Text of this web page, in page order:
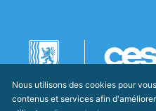
Nous utilisons des cookies pour
contenus et services afin